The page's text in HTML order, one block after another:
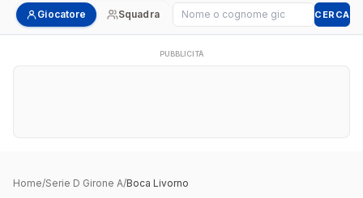
Giocatore Squadra Cerca giocatore CERCA
PUBBLICITÀ
Home/Serie D Girone A/Boca Livorno